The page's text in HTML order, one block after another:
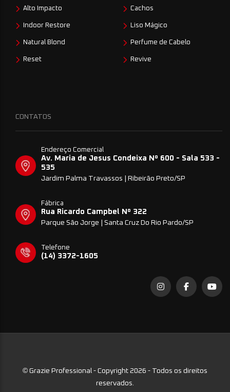
Alto Impacto Cachos
Indoor Restore Liso Mágico
Natural Blond Perfume de Cabelo
Reset Revive
CONTATOS
Endereço Comercial
Av. Maria de Jesus Condeixa Nº 600 - Sala 533 -
535
Jardim Palma Travassos | Ribeirão Preto/SP
Fábrica
Rua Ricardo Campbel Nº 322
Parque São Jorge | Santa Cruz Do Rio Pardo/SP
Telefone
(14) 3372-1605
© Grazie Professional - Copyright 2026 - Todos os direitos
reservados.